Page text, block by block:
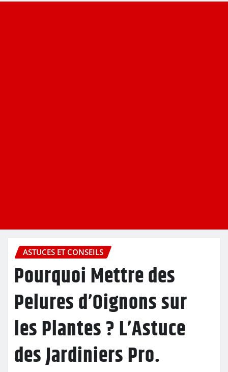
ASTUCES ET CONSEILS
Pourquoi Mettre des
Pelures d’Oignons sur
les Plantes ? L’Astuce
des Jardiniers Pro.